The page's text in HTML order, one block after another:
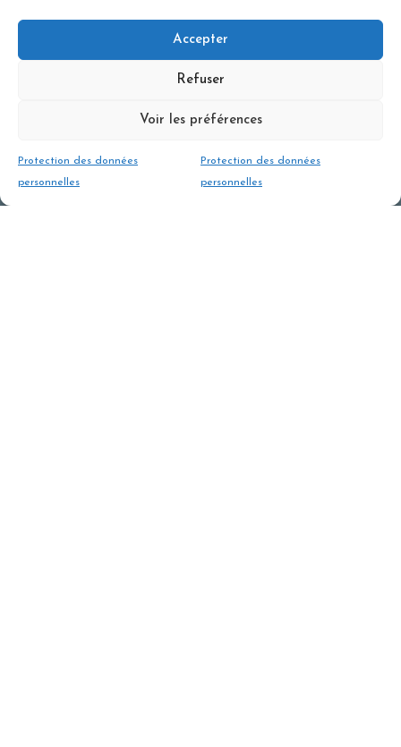
Accepter
Refuser
Voir les préférences
Protection des données
personnelles
Protection des données
personnelles